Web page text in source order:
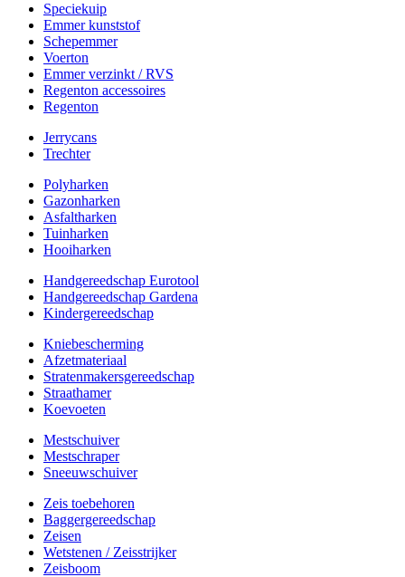
Speciekuip
Emmer kunststof
Schepemmer
Voerton
Emmer verzinkt / RVS
Regenton accessoires
Regenton
Jerrycans
Trechter
Polyharken
Gazonharken
Asfaltharken
Tuinharken
Hooiharken
Handgereedschap Eurotool
Handgereedschap Gardena
Kindergereedschap
Kniebescherming
Afzetmateriaal
Stratenmakersgereedschap
Straathamer
Koevoeten
Mestschuiver
Mestschraper
Sneeuwschuiver
Zeis toebehoren
Baggergereedschap
Zeisen
Wetstenen / Zeisstrijker
Zeisboom